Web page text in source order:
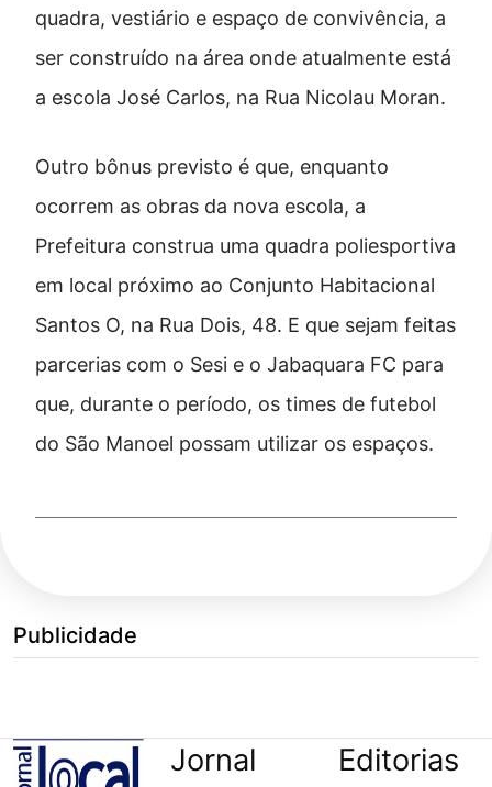
quadra, vestiário e espaço de convivência, a
ser construído na área onde atualmente está
a escola José Carlos, na Rua Nicolau Moran.
Outro bônus previsto é que, enquanto
ocorrem as obras da nova escola, a
Prefeitura construa uma quadra poliesportiva
em local próximo ao Conjunto Habitacional
Santos O, na Rua Dois, 48. E que sejam feitas
parcerias com o Sesi e o Jabaquara FC para
que, durante o período, os times de futebol
do São Manoel possam utilizar os espaços.
Publicidade
Jornal
Editorias